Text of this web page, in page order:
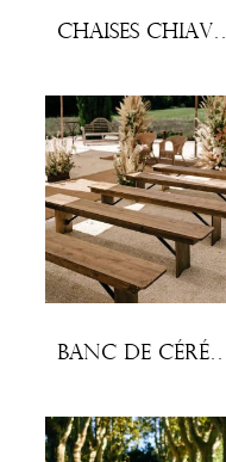
Chaises
Banc de